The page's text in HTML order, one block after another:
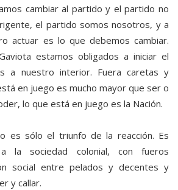
cambiar al partido y el partido no
el partido somos nosotros, y a
actuar es lo que debemos cambiar.
estamos obligados a iniciar el
a nuestro interior. Fuera caretas y
en juego es mucho mayor que ser o
lo que está en juego es la Nación.
es sólo el triunfo de la reacción. Es
la sociedad colonial, con fueros
social entre pelados y decentes y
y callar.